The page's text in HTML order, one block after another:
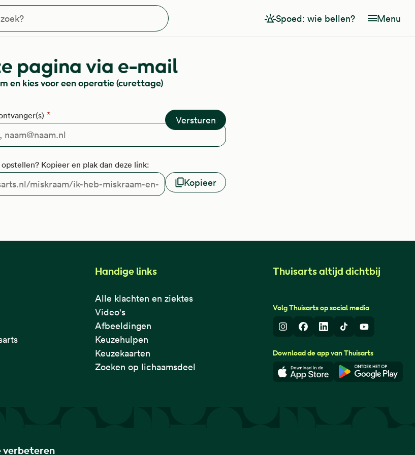
verbeteren
Spoed: wie bellen? Menu
pagina via e-mail
en kies voor een operatie (curettage)
Kopieer en plak dan deze link:
Kopieer
Handige links
Alle klachten en ziektes
Video's
Afbeeldingen
Keuzehulpen
Keuzekaarten
Zoeken op lichaamsdeel
Thuisarts altijd dichtbij
Volg Thuisarts op social media
InstagramFacebook
LinkedInTikTokYoutube
Download de app van Thuisarts
Download in de App Store
Download